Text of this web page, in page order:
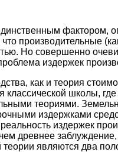
фактором,
производительные
Но совершенно
издержек
как и теория
классической школы,
теориями.
издержками
издержек
древнее
являются два